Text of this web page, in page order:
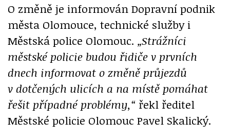
O změně je informován Dopravní podnik
města Olomouce, technické služby i
Městská police Olomouc. „Strážníci
městské policie budou řidiče v prvních
dnech informovat o změně průjezdů
v dotčených ulicích a na místě pomáhat
řešit případné problémy,“ řekl ředitel
Městské policie Olomouc Pavel Skalický.